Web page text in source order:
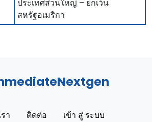
ประเทศส่วนใหญ่ – ยกเว้น
สหรัฐอเมริกา
า ติดต่อ เข้า สู่ ระบบ